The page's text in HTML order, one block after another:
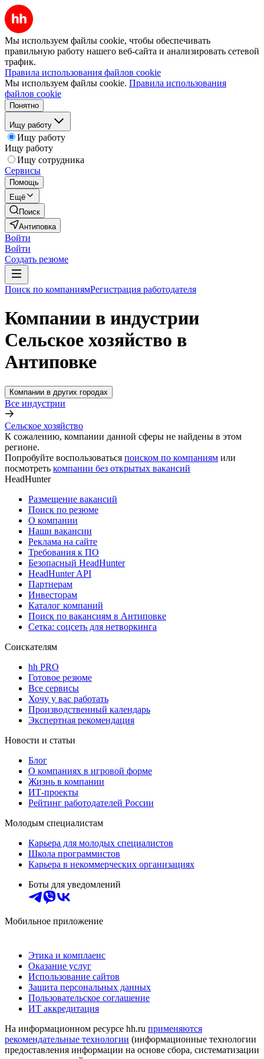
Мы используем файлы cookie, чтобы обеспечивать
правильную работу нашего веб-сайта и анализировать сетевой
трафик.
Правила использования файлов cookie
Мы используем файлы cookie. Правила использования
файлов cookie
Понятно
Ищу работу
Ищу работу
Ищу работу
Ищу сотрудника
Сервисы
Помощь
Ещё
Поиск
Антиповка
Войти
Войти
Создать резюме
Поиск по компаниямРегистрация работодателя
Компании в индустрии
Сельское хозяйство в
Антиповке
Компании в других городах
Все индустрии
Сельское хозяйство
К сожалению, компании данной сферы не найдены в этом
регионе.
Попробуйте воспользоваться поиском по компаниям или
посмотреть компании без открытых вакансий
HeadHunter
Размещение вакансий
Поиск по резюме
О компании
Наши вакансии
Реклама на сайте
Требования к ПО
Безопасный HeadHunter
HeadHunter API
Партнерам
Инвесторам
Каталог компаний
Поиск по вакансиям в Антиповке
Сетка: соцсеть для нетворкинга
Соискателям
hh PRO
Готовое резюме
Все сервисы
Хочу у вас работать
Производственный календарь
Экспертная рекомендация
Новости и статьи
Блог
О компаниях в игровой форме
Жизнь в компании
ИТ-проекты
Рейтинг работодателей России
Молодым специалистам
Карьера для молодых специалистов
Школа программистов
Карьера в некоммерческих организациях
Боты для уведомлений
Мобильное приложение
Этика и комплаенс
Оказание услуг
Использование сайтов
Защита персональных данных
Пользовательское соглашение
ИТ аккредитация
На информационном ресурсе hh.ru применяются
рекомендательные технологии (информационные технологии
предоставления информации на основе сбора, систематизации